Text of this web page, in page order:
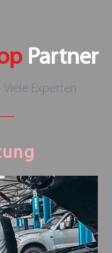
Partner
Experten